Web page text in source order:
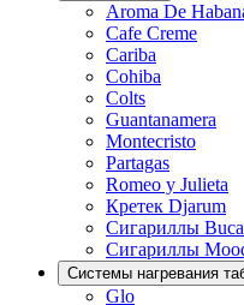
Aroma De
Cafe Creme
Cariba
Cohiba
Colts
Guantanamera
Montecristo
Partagas
Romeo y Julieta
Кретек Djarum
Сигариллы
Сигариллы
Системы нагревания
Glo